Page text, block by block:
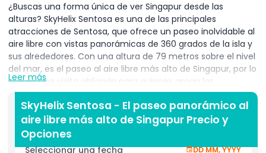
¿Buscas una forma única de ver Singapur desde las
alturas? SkyHelix Sentosa es una de las principales
atracciones de Sentosa, que ofrece un paseo inolvidable al
aire libre con vistas panorámicas de 360 grados de la isla y
sus alrededores. Con una altura de 79 metros sobre el nivel
del mar, es el paseo al aire libre más alto de Singapur, por lo
que es una visita obligada para quienes aman las
experiencias escénicas y los momentos dignos de
fotografía. SkyHelix recibe su nombre por su llamativa
estructura en forma de hélice que gira lentamente
mientras te eleva en el cielo. El paseo te da la libertad de
colgar las piernas y sentir la brisa mientras subes
Leer más
SkyHelix Sentosa - El paseo panorámico al
aire libre más alto de Singapur Precio y
Opciones
Seleccionar una fecha DD MM, YYYY